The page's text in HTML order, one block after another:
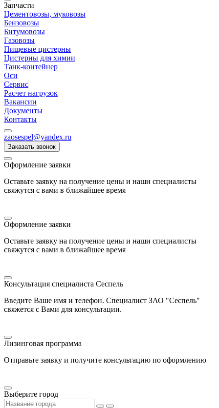
Запчасти
Цементовозы, муковозы
Бензовозы
Битумовозы
Газовозы
Пищевые цистерны
Цистерны для химии
Танк-контейнер
Оси
Сервис
Расчет нагрузок
Вакансии
Документы
Контакты
zaosespel@yandex.ru
Заказать звонок
Оформление заявки
Оставьте заявку на получение цены и наши специалисты
свяжутся с вами в ближайшее время
Оформление заявки
Оставьте заявку на получение цены и наши специалисты
свяжутся с вами в ближайшее время
Консультация специалиста Сеспель
Введите Ваше имя и телефон. Специалист ЗАО "Сеспель"
свяжется с Вами для консультации.
Лизинговая программа
Отправьте заявку и получите консультацию по оформлению
Выберите город